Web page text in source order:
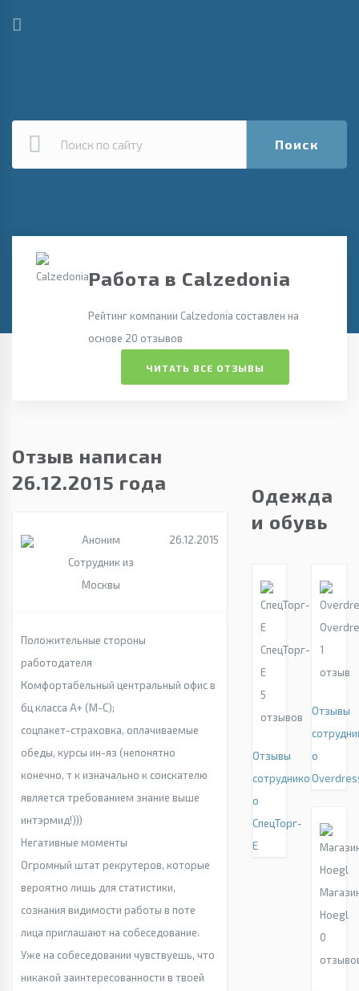
Поиск
Работа в Calzedonia
Рейтинг компании Calzedonia составлен на
основе 20 отзывов
ЧИТАТЬ ВСЕ ОТЗЫВЫ
Отзыв написан
26.12.2015 года
Аноним
Сотрудник из
Москвы
26.12.2015
Положительные стороны
работодателя
Комфортабельный центральный офис в
бц класса А+ (М-С);
соцпакет-страховка, оплачиваемые
обеды, курсы ин-яз (непонятно
конечно, т к изначально к соискателю
является требованием знание выше
интэрмид!)))
Негативные моменты
Огромный штат рекрутеров, которые
вероятно лишь для статистики,
сознания видимости работы в поте
лица приглашают на собеседование.
Уже на собеседовании чувствуешь, что
никакой заинтересованности в твоей
Одежда
и обувь
СпецТорг-
Е
5
отзывов
Отзывы
сотрудников
о
СпецТорг-
Е
1
отзыв
Отзывы
о
Hoegl
0